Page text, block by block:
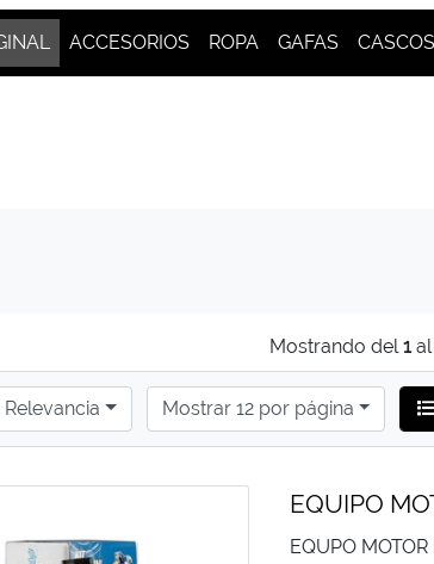
ACCESORIOS ROPA GAFAS CASCOS
Mostrando del1al
Relevancia Mostrar 12 por página
EQUIPO
EQUPO